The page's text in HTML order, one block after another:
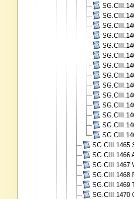
SG.CIII.1465
SG.CIII.1466
SG.CIII.1467
SG.CIII.1468
SG.CIII.1469
SG.CIII.1470